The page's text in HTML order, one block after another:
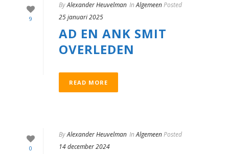
9
ByAlexander Heuvelman InAlgemeenPosted
25 januari 2025
AD EN ANK SMIT
OVERLEDEN
READ MORE
0
ByAlexander Heuvelman InAlgemeenPosted
14 december 2024